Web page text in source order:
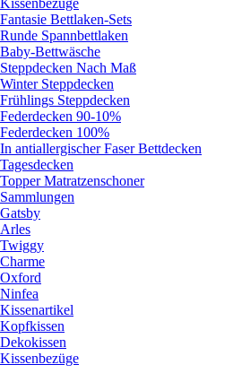
Kissenbezüge
Fantasie Bettlaken-Sets
Runde Spannbettlaken
Baby-Bettwäsche
Steppdecken Nach Maß
Winter Steppdecken
Frühlings Steppdecken
Federdecken 90-10%
Federdecken 100%
In antiallergischer Faser Bettdecken
Tagesdecken
Topper Matratzenschoner
Sammlungen
Gatsby
Arles
Twiggy
Charme
Oxford
Ninfea
Kissenartikel
Kopfkissen
Dekokissen
Kissenbezüge